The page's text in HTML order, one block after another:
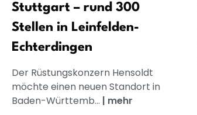
Stuttgart – rund 300
Stellen in Leinfelden-
Echterdingen
Der Rüstungskonzern Hensoldt
möchte einen neuen Standort in
Baden-Württemb... | mehr